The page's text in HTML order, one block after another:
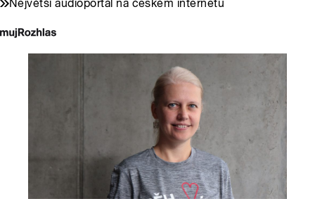
Největší audioportál na českém internetu